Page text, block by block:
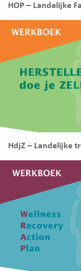
HOP – Landelijke
HdjZ – Landelijke